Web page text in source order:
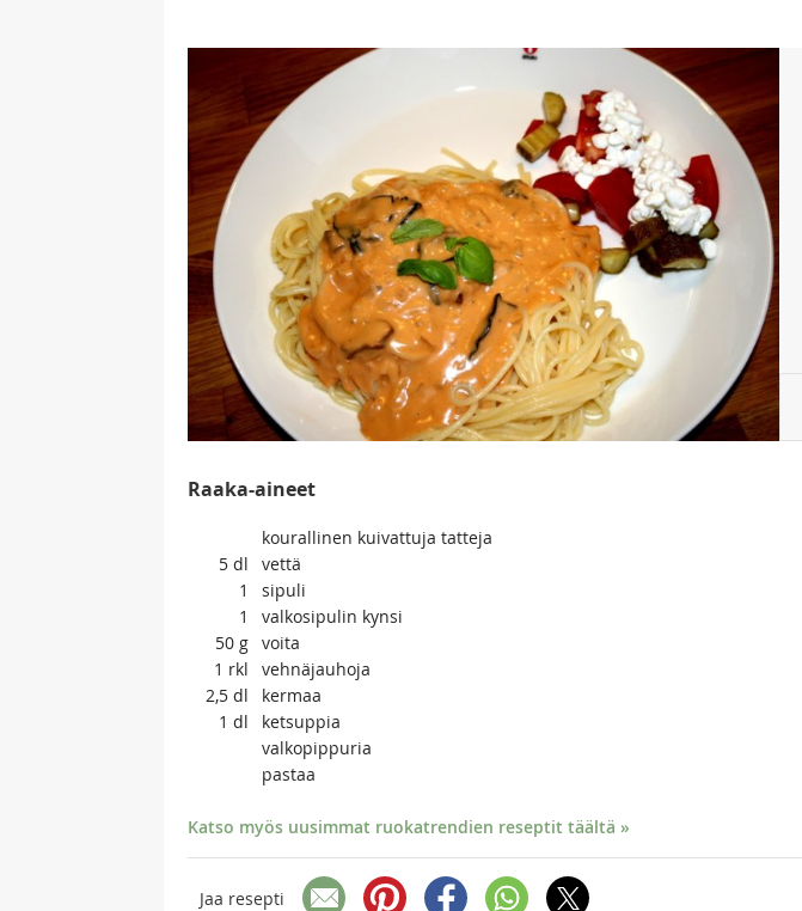
Raaka-aineet
kourallinen kuivattuja tatteja
5 dl
vettä
1
sipuli
1
valkosipulin kynsi
50 g voita
1 rkl
vehnäjauhoja
2,5 dl
kermaa
1 dl
ketsuppia
valkopippuria
pastaa
Katso myös uusimmat ruokatrendien reseptit täältä »
Jaa resepti